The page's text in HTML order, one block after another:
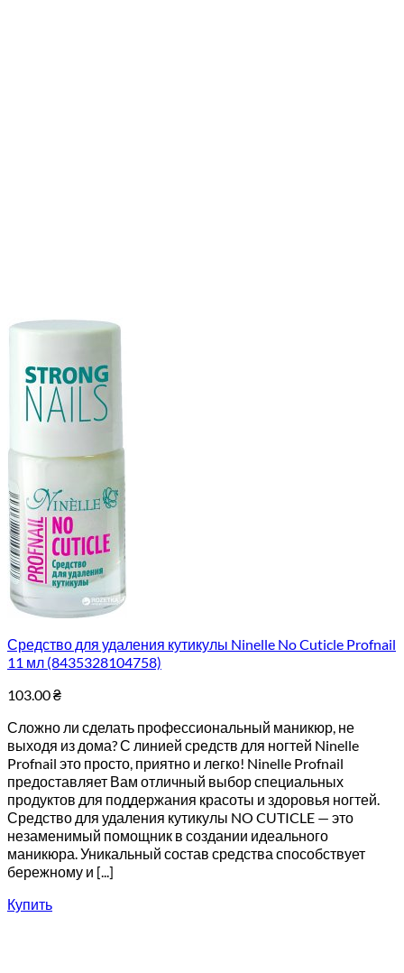
Средство для удаления кутикулы Ninelle No Cuticle Profnail
11 мл (8435328104758)
103.00₴
Сложно ли сделать профессиональный маникюр, не
выходя из дома? С линией средств для ногтей Ninelle
Profnail это просто, приятно и легко! Ninelle Profnail
предоставляет Вам отличный выбор специальных
продуктов для поддержания красоты и здоровья ногтей.
Средство для удаления кутикулы NO CUTICLE — это
незаменимый помощник в создании идеального
маникюра. Уникальный состав средства способствует
бережному и [...]
Купить